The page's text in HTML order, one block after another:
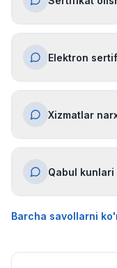
Elektron
Xizmatlar
Qabul
Barcha savollarni